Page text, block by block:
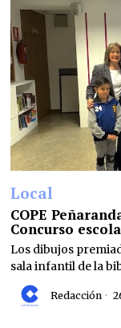
Local
COPE
Concurso
Los dibujos
sala infantil de la
Redacción